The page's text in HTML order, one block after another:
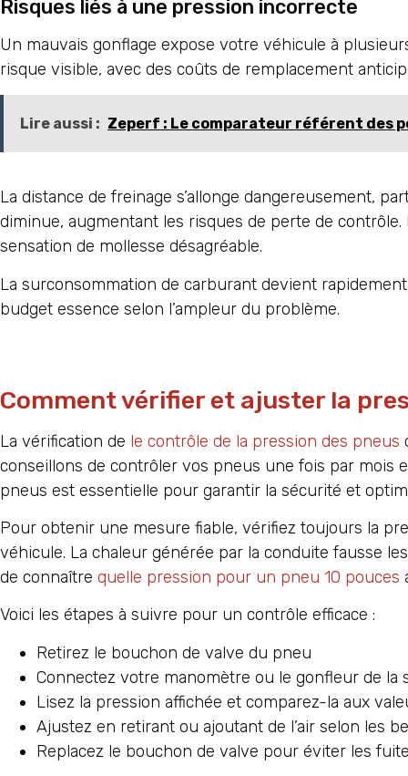
Risques liés à une pression incorrecte
Un mauvais gonflage expose votre véhicule à
risque visible, avec des coûts de remplacement
Lire aussi : Zeperf : Le comparateur référent des
La distance de freinage s’allonge dangereusement,
diminue, augmentant les risques de perte de
sensation de mollesse désagréable.
La surconsommation de carburant devient
budget essence selon l’ampleur du problème.
Comment vérifier et ajuster la
La vérification de le contrôle de la pression des pneus
conseillons de contrôler vos pneus une fois par mois
pneus est essentielle pour garantir la sécurité et
Pour obtenir une mesure fiable, vérifiez toujours la
véhicule. La chaleur générée par la conduite fausse
de connaître quelle pression pour un pneu 10 pouces
Voici les étapes à suivre pour un contrôle efficace :
Retirez le bouchon de valve du pneu
Connectez votre manomètre ou le gonfleur de la
Lisez la pression affichée et comparez-la aux
Ajustez en retirant ou ajoutant de l’air selon les
Replacez le bouchon de valve pour éviter les